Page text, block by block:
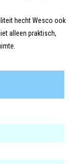
hecht Wesco ook
alleen praktisch,